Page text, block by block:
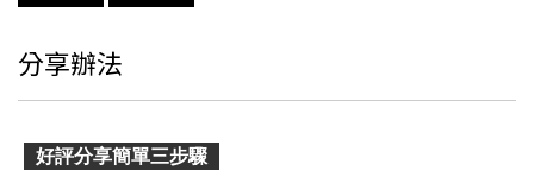
分享辦法
好評分享簡單三步驟